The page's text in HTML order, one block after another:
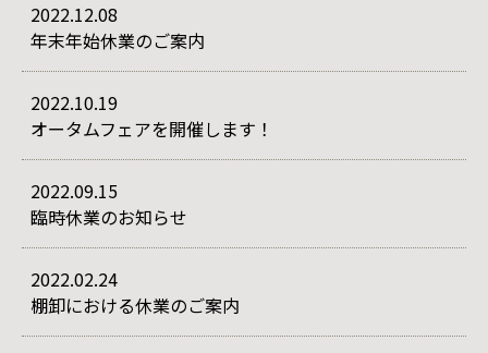
2022.12.08
年末年始休業のご案内
2022.10.19
オータムフェアを開催します！
2022.09.15
臨時休業のお知らせ
2022.02.24
棚卸における休業のご案内